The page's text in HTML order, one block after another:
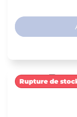
Rupture de